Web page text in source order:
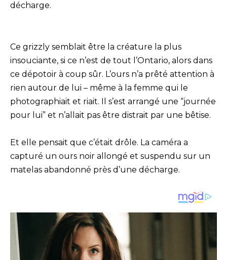
décharge.
Ce grizzly semblait être la créature la plus
insouciante, si ce n’est de tout l’Ontario, alors dans
ce dépotoir à coup sûr. L’ours n’a prêté attention à
rien autour de lui – même à la femme qui le
photographiait et riait. Il s’est arrangé une “journée
pour lui” et n’allait pas être distrait par une bêtise.
Et elle pensait que c’était drôle. La caméra a
capturé un ours noir allongé et suspendu sur un
matelas abandonné près d’une décharge.